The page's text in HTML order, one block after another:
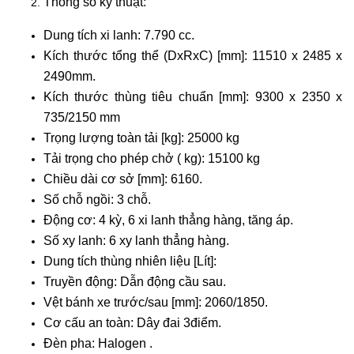
Dung tích xi lanh: 7.790 cc.
Kích thước tổng thể (DxRxC) [mm]: 11510 x 2485 x
2490mm.
Kích thước thùng tiêu chuẩn [mm]: 9300 x 2350 x
735/2150 mm
Trọng lượng toàn tải [kg]: 25000 kg
Tải trọng cho phép chở ( kg): 15100 kg
Chiều dài cơ sở [mm]: 6160.
Số chỗ ngồi: 3 chỗ.
Động cơ: 4 kỳ, 6 xi lanh thẳng hàng, tăng áp.
Số xy lanh: 6 xy lanh thẳng hàng.
Dung tích thùng nhiên liệu [Lít]:
Truyền động: Dẫn động cầu sau.
Vệt bánh xe trước/sau [mm]: 2060/1850.
Cơ cấu an toàn: Dây đai 3điểm.
Đèn pha: Halogen .